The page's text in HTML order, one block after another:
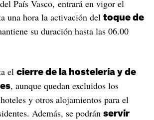
País Vasco, entrará en vigor el
una hora la activación del toque de
su duración hasta las 06.00
el cierre de la hostelería y de
, aunque quedan excluidos los
y otros alojamientos para el
Además, se podrán servir